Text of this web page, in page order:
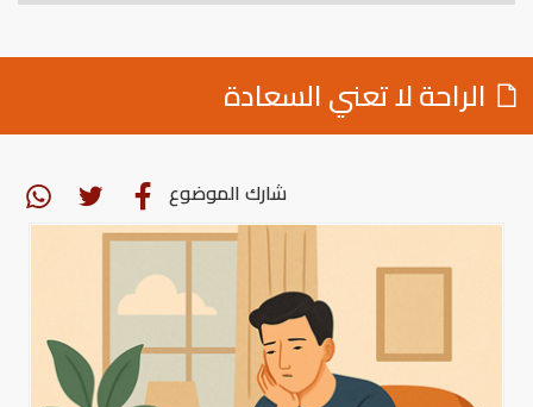
الراحة لا تعني السعادة
شارك الموضوع